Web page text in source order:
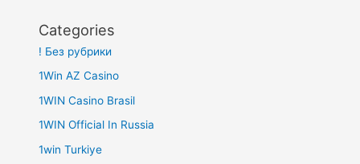
Categories
! Без рубрики
1Win AZ Casino
1WIN Casino Brasil
1WIN Official In Russia
1win Turkiye